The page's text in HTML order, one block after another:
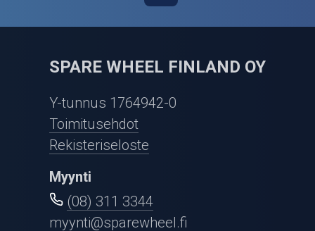
SPARE WHEEL FINLAND OY
Y-tunnus 1764942-0
Toimitusehdot
Rekisteriseloste
Myynti
(08) 311 3344
myynti@sparewheel.fi